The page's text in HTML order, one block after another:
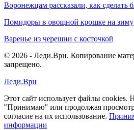
Воронежцам рассказали, как
Помидоры в овощной крошке на зиму
Варенье из черешни с косточкой
© 2026 - Леди.Врн. Копирование
запрещено.
Леди.Врн
Этот сайт использует файлы cookies.
"Принимаю" или продолжая
согласие на их использование.
информации